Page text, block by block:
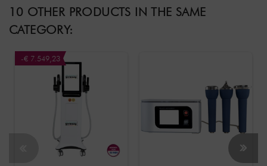
10 OTHER PRODUCTS IN THE SAME
CATEGORY:
-€ 7.549,23